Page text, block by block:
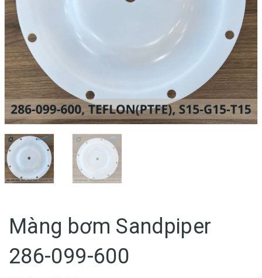
Màng bơm Sandpiper
286-099-600